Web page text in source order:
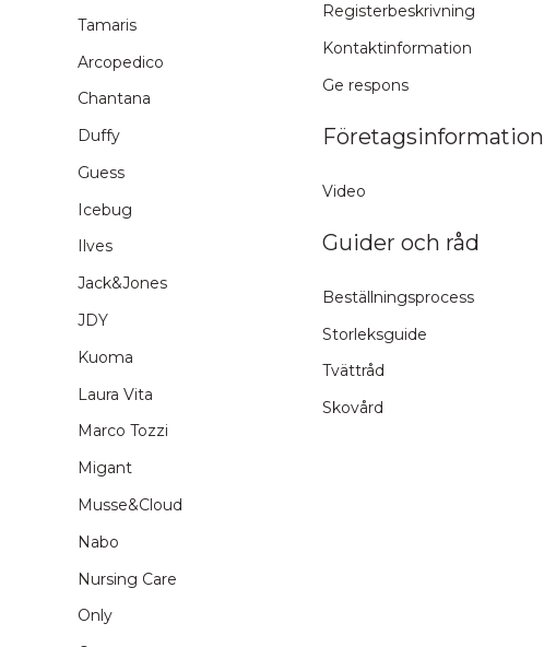
Tamaris
Arcopedico
Chantana
Duffy
Guess
Icebug
Ilves
Jack&Jones
JDY
Kuoma
Laura Vita
Marco Tozzi
Migant
Musse&Cloud
Nabo
Nursing Care
Only
Registerbeskrivning
Kontaktinformation
Ge respons
Företagsinformation
Video
Guider och råd
Beställningsprocess
Storleksguide
Tvättråd
Skovård